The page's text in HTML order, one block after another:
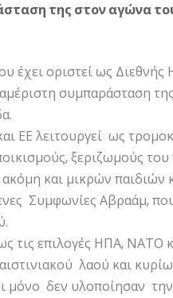
της στον αγώνα
έχει οριστεί ως Διεθνής
συμπαράσταση
ΕΕ λειτουργεί ως
ξεριζωμούς
και μικρών παιδιών
Συμφωνίες Αβραάμ,
τις επιλογές ΗΠΑ, ΝΑΤΟ
λαού και
μόνο δεν υλοποίησαν